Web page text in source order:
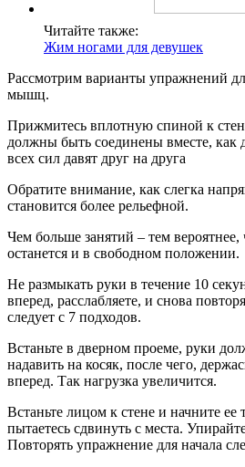
Читайте также:
Жим ногами для девушек
Рассмотрим варианты упражнений
мышц.
Прижмитесь вплотную спиной к
должны быть соединены вместе, как
всех сил давят друг на друга
Обратите внимание, как слегка
становится более рельефной.
Чем больше занятий – тем вероятнее,
останется и в свободном положении.
Не размыкать руки в течение 10
вперед, расслабляете, и снова
следует с 7 подходов.
Встаньте в дверном проеме, руки
надавить на косяк, после чего,
вперед. Так нагрузка увеличится.
Встаньте лицом к стене и начните ее
пытаетесь сдвинуть с места.
Повторять упражнение для начала